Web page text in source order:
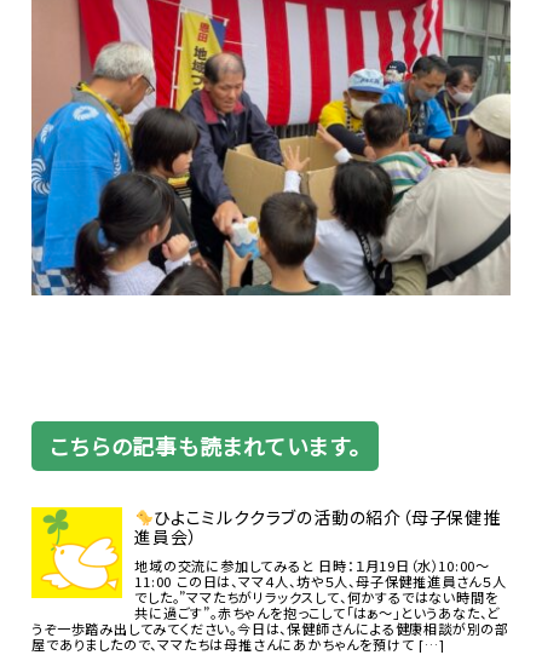
こちらの記事も読まれています。
ひよこミルククラブの活動の紹介（母子保健推
進員会）
地域の交流に参加してみると 日時：１月19日（水）10:00～
11:00 この日は、ママ４人、坊や５人、母子保健推進員さん５人
でした。”ママたちがリラックスして、何かするではない時間を
共に過ごす”。赤ちゃんを抱っこして「はぁ～」というあなた、ど
うぞ一歩踏み出してみてください。今日は、保健師さんによる健康相談が別の部
屋でありましたので、ママたちは母推さんにあかちゃんを預けて […]